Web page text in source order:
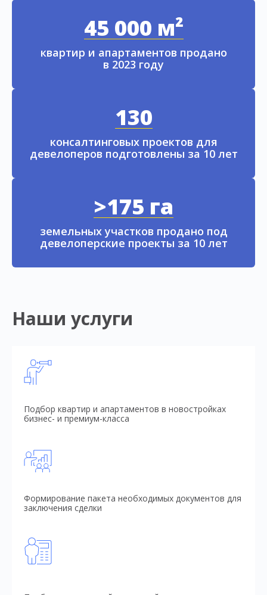
45 000 м²
квартир и апартаментов продано
в 2023 году
130
консалтинговых проектов для
девелоперов подготовлены за 10 лет
>175 га
земельных участков продано под
девелоперские проекты за 10 лет
Наши услуги
Подбор квартир и апартаментов в новостройках
бизнес- и премиум-класса
Формирование пакета необходимых документов для
заключения сделки